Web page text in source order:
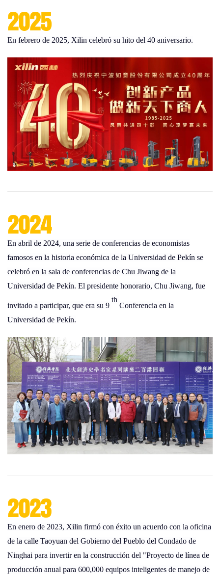
2025
En febrero de 2025, Xilin celebró su hito del 40 aniversario.
2024
En abril de 2024, una serie de conferencias de economistas
famosos en la historia económica de la Universidad de Pekín se
celebró en la sala de conferencias de Chu Jiwang de la
Universidad de Pekín. El presidente honorario, Chu Jiwang, fue
invitado a participar, que era su 9
th
Conferencia en la
Universidad de Pekín.
2023
En enero de 2023, Xilin firmó con éxito un acuerdo con la oficina
de la calle Taoyuan del Gobierno del Pueblo del Condado de
Ninghai para invertir en la construcción del "Proyecto de línea de
producción anual para 600,000 equipos inteligentes de manejo de